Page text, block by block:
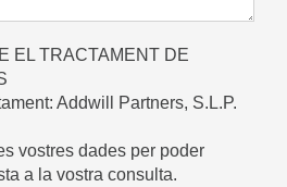
EL TRACTAMENT DE
Addwill Partners, S.L.P.
vostres dades per poder
a la vostra consulta.